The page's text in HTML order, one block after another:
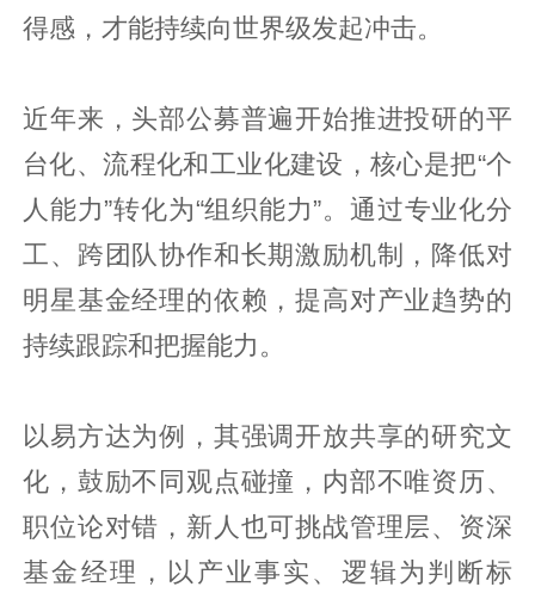
得感，才能持续向世界级发起冲击。
近年来，头部公募普遍开始推进投研的平
台化、流程化和工业化建设，核心是把“个
人能力”转化为“组织能力”。通过专业化分
工、跨团队协作和长期激励机制，降低对
明星基金经理的依赖，提高对产业趋势的
持续跟踪和把握能力。
以易方达为例，其强调开放共享的研究文
化，鼓励不同观点碰撞，内部不唯资历、
职位论对错，新人也可挑战管理层、资深
基金经理，以产业事实、逻辑为判断标